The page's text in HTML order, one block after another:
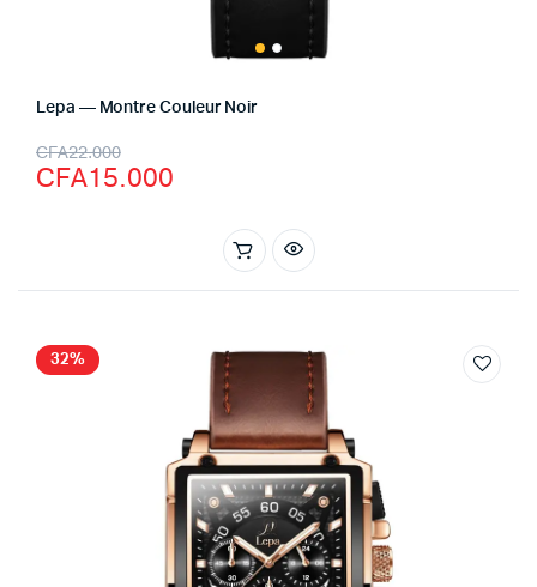
Lepa — Montre Couleur Noir
CFA22.000
CFA15.000
32%